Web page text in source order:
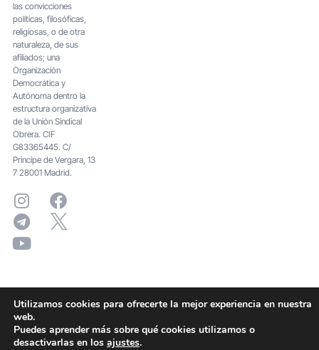
las convicciones
políticas, filosóficas,
religiosas, o de otra
naturaleza, de sus
afiliados; una
Organización
Democrática y
Autónoma dentro la
estructura organizativa
de la Unión Sindical
Obrera. CIF
G83365445. C/
Principe de Vergara, 13
7 28001 Madrid.
Utilizamos cookies para ofrecerte la mejor experiencia en nuestra
web.
Puedes aprender más sobre qué cookies utilizamos o
desactivarlas en los ajustes.